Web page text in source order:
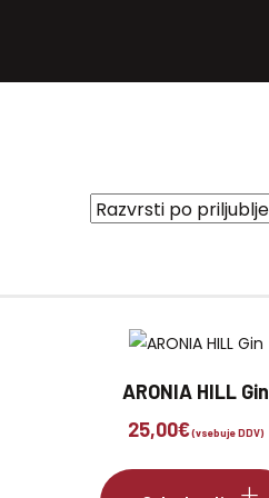
ARONIA HILL Gin
25,00€(vsebuje DDV)